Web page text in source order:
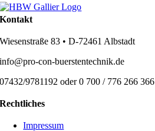
Kontakt
Wiesenstraße 83 • D-72461 Albstadt
info@pro-con-buerstentechnik.de
07432/9781192 oder 0 700 / 776 266 366
Rechtliches
Impressum